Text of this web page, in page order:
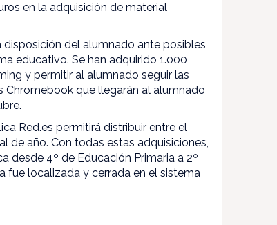
en la adquisición de material
del alumnado ante posibles
educativo. Se han adquirido 1.000
y permitir al alumnado seguir las
Chromebook que llegarán al alumnado
Red.es permitirá distribuir entre el
de año. Con todas estas adquisiciones,
desde 4º de Educación Primaria a 2º
fue localizada y cerrada en el sistema